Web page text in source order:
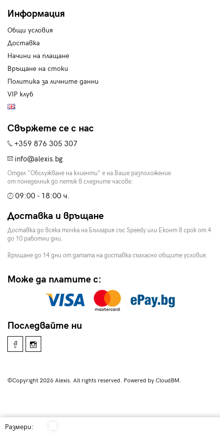
Размери:
Информация
Общи условия
Доставка
Начини на плащане
Връщане на стоки
Политика за личните данни
VIP клуб
Свържете се с нас
+359 876 305 307
info@alexis.bg
Отдел "Обслужване на клиенти" е на Ваше разположение
от понеделник до петък в следните часове:
09:00 - 18:00 ч.
Доставка и връщане
Доставка до всяка точка на България със Speedy или Еконт в срок от 4
до 10 работни дни.
Връщане до 14 дни от датата на доставка съгласно общите условия.
Може да платите с:
Последвайте ни
©Copyright 2026 Alexis. All rights reserved. Powered by CloudBM.